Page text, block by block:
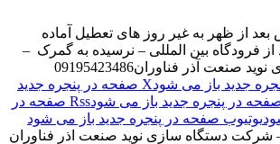
از ظهر به غیر روز های تعطیل آماده
از فرودگاه بین المللی – نرسیده به گمرک –
صنعت آذر فناوران09195423486
جدید باز می شود
X صفحه در پنجره جدید
صفحه در پنجره جدید باز می شود
Rss صفحه در
یوتیوب صفحه در پنجره جدید باز می شود
دستگاه سازی نوید صنعت اذر فناوران